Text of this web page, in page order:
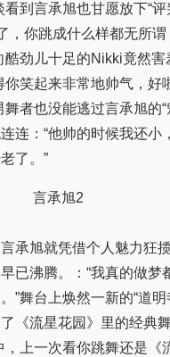
看到言承旭也甘愿放下“评
，你跳成什么样都无所
酷劲儿十足的Nikki竟然害
笑起来非常地帅气，好
者也没能逃过言承旭的“
连：“他帅的时候我还小
了。”
言承旭2
旭就凭借个人魅力狂
已沸腾。：“我真的做梦
”舞台上焕然一新的“道明
《流星花园》里的经典
，上一次看你跳舞还是《